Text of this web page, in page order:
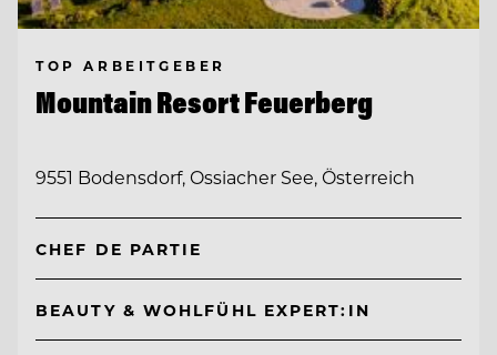
TOP ARBEITGEBER
Mountain Resort Feuerberg
9551 Bodensdorf, Ossiacher See, Österreich
CHEF DE PARTIE
BEAUTY & WOHLFÜHL EXPERT:IN